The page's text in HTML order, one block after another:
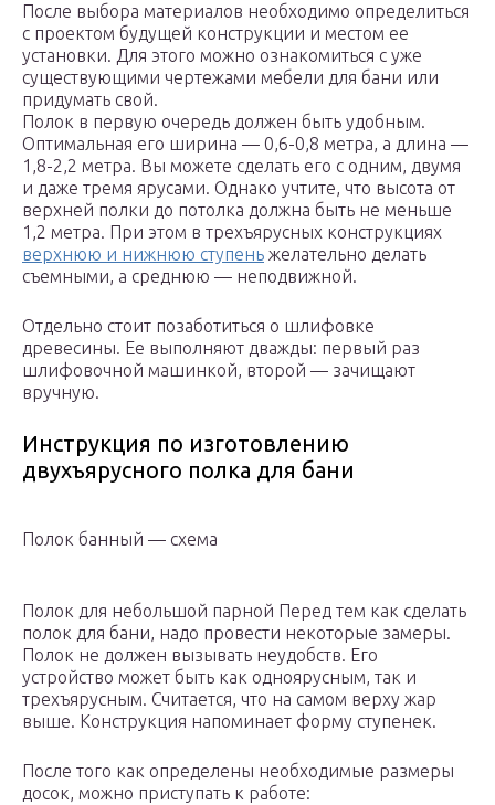
После выбора материалов необходимо определиться
с проектом будущей конструкции и местом ее
установки. Для этого можно ознакомиться с уже
существующими чертежами мебели для бани или
придумать свой.
Полок в первую очередь должен быть удобным.
Оптимальная его ширина — 0,6-0,8 метра, а длина —
1,8-2,2 метра. Вы можете сделать его с одним, двумя
и даже тремя ярусами. Однако учтите, что высота от
верхней полки до потолка должна быть не меньше
1,2 метра. При этом в трехъярусных конструкциях
верхнюю и нижнюю ступень желательно делать
съемными, а среднюю — неподвижной.
Отдельно стоит позаботиться о шлифовке
древесины. Ее выполняют дважды: первый раз
шлифовочной машинкой, второй — зачищают
вручную.
Инструкция по изготовлению
двухъярусного полка для бани
Полок банный — схема
Полок для небольшой парной Перед тем как сделать
полок для бани, надо провести некоторые замеры.
Полок не должен вызывать неудобств. Его
устройство может быть как одноярусным, так и
трехъярусным. Считается, что на самом верху жар
выше. Конструкция напоминает форму ступенек.
После того как определены необходимые размеры
досок, можно приступать к работе: